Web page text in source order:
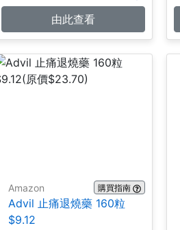
由此查看
Amazon 購買指南
Advil 止痛退燒藥 160粒
$9.12